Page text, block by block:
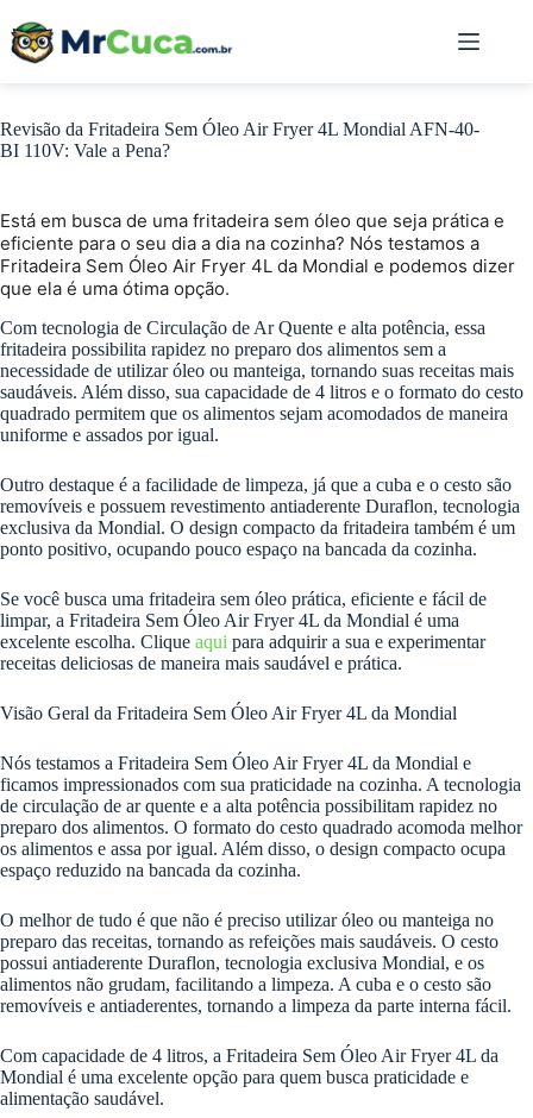
para
Revisão da Fritadeira Sem Óleo Air Fryer 4L Mondial AFN-40-
BI 110V: Vale a Pena?
Está em busca de uma fritadeira sem óleo que seja prática e
eficiente para o seu dia a dia na cozinha? Nós testamos a
Fritadeira Sem Óleo Air Fryer 4L da Mondial e podemos dizer
que ela é uma ótima opção.
Com tecnologia de Circulação de Ar Quente e alta potência, essa
fritadeira possibilita rapidez no preparo dos alimentos sem a
necessidade de utilizar óleo ou manteiga, tornando suas receitas mais
saudáveis. Além disso, sua capacidade de 4 litros e o formato do cesto
quadrado permitem que os alimentos sejam acomodados de maneira
uniforme e assados por igual.
Outro destaque é a facilidade de limpeza, já que a cuba e o cesto são
removíveis e possuem revestimento antiaderente Duraflon, tecnologia
exclusiva da Mondial. O design compacto da fritadeira também é um
ponto positivo, ocupando pouco espaço na bancada da cozinha.
Se você busca uma fritadeira sem óleo prática, eficiente e fácil de
limpar, a Fritadeira Sem Óleo Air Fryer 4L da Mondial é uma
excelente escolha. Clique aqui para adquirir a sua e experimentar
receitas deliciosas de maneira mais saudável e prática.
Visão Geral da Fritadeira Sem Óleo Air Fryer 4L da Mondial
Nós testamos a Fritadeira Sem Óleo Air Fryer 4L da Mondial e
ficamos impressionados com sua praticidade na cozinha. A tecnologia
de circulação de ar quente e a alta potência possibilitam rapidez no
preparo dos alimentos. O formato do cesto quadrado acomoda melhor
os alimentos e assa por igual. Além disso, o design compacto ocupa
espaço reduzido na bancada da cozinha.
O melhor de tudo é que não é preciso utilizar óleo ou manteiga no
preparo das receitas, tornando as refeições mais saudáveis. O cesto
possui antiaderente Duraflon, tecnologia exclusiva Mondial, e os
alimentos não grudam, facilitando a limpeza. A cuba e o cesto são
removíveis e antiaderentes, tornando a limpeza da parte interna fácil.
Com capacidade de 4 litros, a Fritadeira Sem Óleo Air Fryer 4L da
Mondial é uma excelente opção para quem busca praticidade e
alimentação saudável.